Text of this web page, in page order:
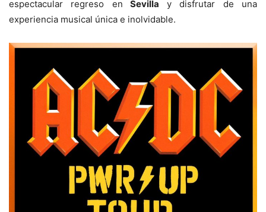
espectacular regreso en Sevilla y disfrutar de una
experiencia musical única e inolvidable.